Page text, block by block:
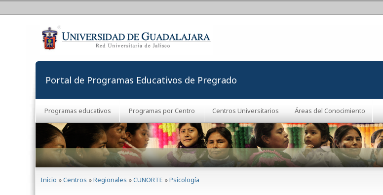
Portal de Programas Educativos de Pregrado
Programas educativos Programas por Centro Centros Universitarios Áreas del Conocimiento
Inicio »Centros »Regionales »CUNORTE »Psicología